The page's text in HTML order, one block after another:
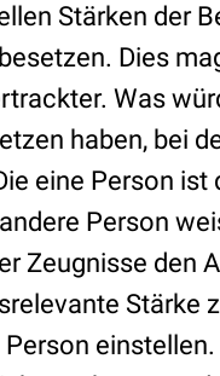
Stärken der
Dies
Was
haben, bei
eine Person ist
Person
Zeugnisse den
Stärke
einstellen.